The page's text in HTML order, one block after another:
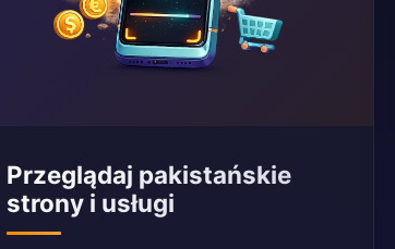
Przeglądaj pakistańskie
strony i usługi